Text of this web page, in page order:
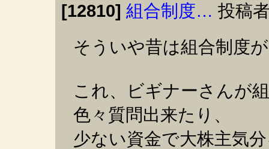
[12810] 組合制度… 投稿
そういや昔は組合制度
これ、ビギナーさんが
色々質問出来たり、
少ない資金で大株主気